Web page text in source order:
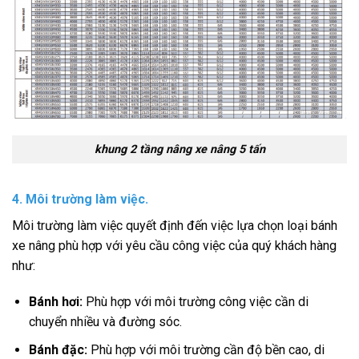
khung 2 tầng nâng xe nâng 5 tấn
4. Môi trường làm việc.
Môi trường làm việc quyết định đến việc lựa chọn loại bánh
xe nâng phù hợp với yêu cầu công việc của quý khách hàng
như:
Bánh hơi:Phù hợp với môi trường công việc cần di
chuyển nhiều và đường sóc.
Bánh đặc:Phù hợp với môi trường cần độ bền cao, di